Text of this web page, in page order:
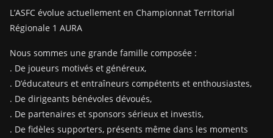
L’ASFC évolue actuellement en Championnat Territorial
Régionale 1 AURA
Nous sommes une grande famille composée :
. De joueurs motivés et généreux,
. D’éducateurs et entraîneurs compétents et enthousiastes,
. De dirigeants bénévoles dévoués,
. De partenaires et sponsors sérieux et investis,
. De fidèles supporters, présents même dans les moments